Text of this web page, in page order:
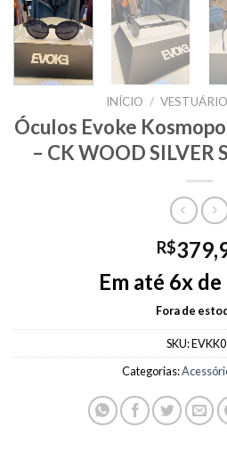
INÍCIO / VESTUÁRIO
Óculos Evoke
– CK WOOD SILVER
R$
Em até 6x de
Fora de
SKU:
Categorias: